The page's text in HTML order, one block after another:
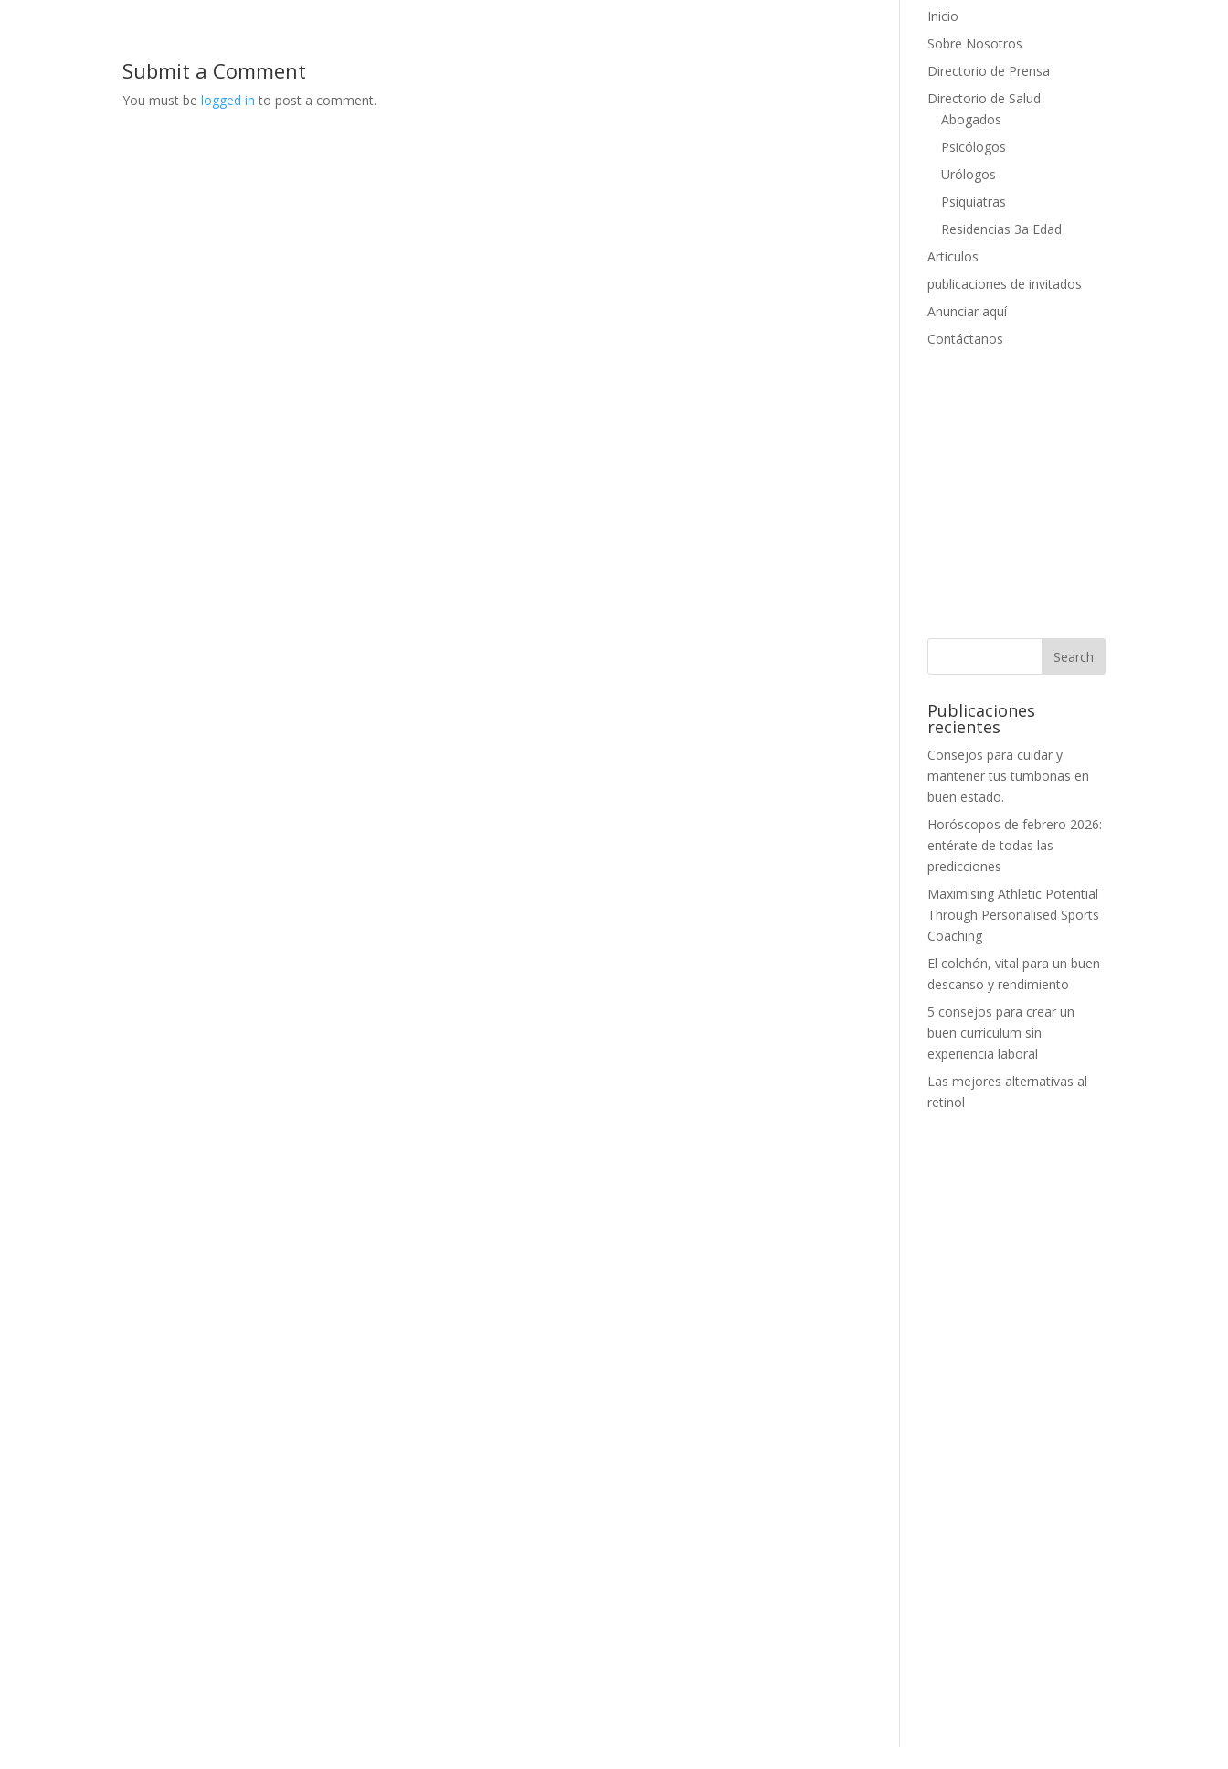
Submit a Comment
You must belogged in to post a comment.
Inicio
Sobre Nosotros
Directorio de Prensa
Directorio de Salud
Abogados
Psicólogos
Urólogos
Psiquiatras
Residencias 3a Edad
Articulos
publicaciones de invitados
Anunciar aquí
Contáctanos
Publicaciones
recientes
Consejos para cuidar y
mantener tus tumbonas en
buen estado.
Horóscopos de febrero 2026:
entérate de todas las
predicciones
Maximising Athletic Potential
Through Personalised Sports
Coaching
El colchón, vital para un buen
descanso y rendimiento
5 consejos para crear un
buen currículum sin
experiencia laboral
Las mejores alternativas al
retinol